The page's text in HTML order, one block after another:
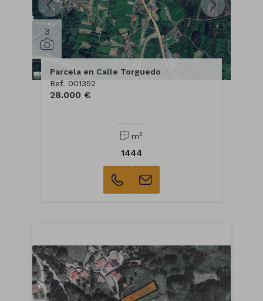
3
Parcela en Calle Torguedo
Ref. 001352
28.000 €
m2
1444